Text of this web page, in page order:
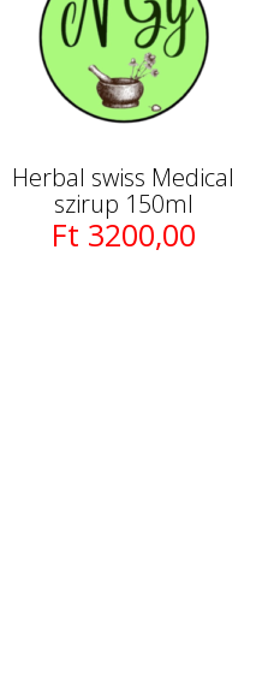
Herbal swiss Medical
szirup 150ml
Ft 3200,00